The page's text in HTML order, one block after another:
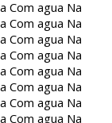
Com agua Na
Com agua Na
Com agua Na
Com agua Na
Com agua Na
Com agua Na
Com agua Na
Com agua Na